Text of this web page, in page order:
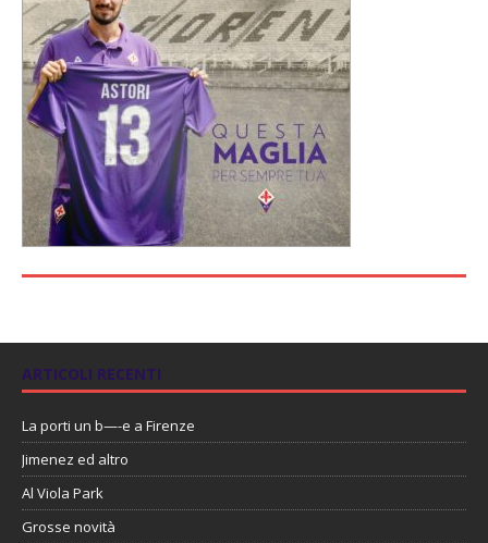
ARTICOLI RECENTI
La porti un b—-e a Firenze
Jimenez ed altro
Al Viola Park
Grosse novità